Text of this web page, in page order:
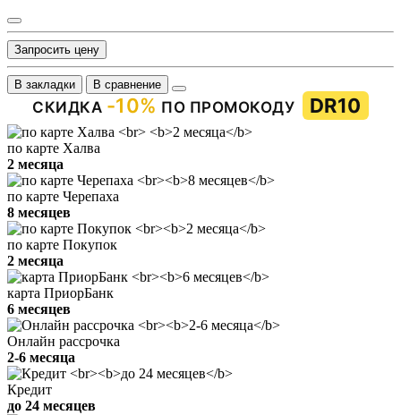
Запросить цену
В закладки В сравнение
СКИДКА -10% ПО ПРОМОКОДУ DR10
по карте Халва
2 месяца
по карте Черепаха
8 месяцев
по карте Покупок
2 месяца
карта ПриорБанк
6 месяцев
Онлайн рассрочка
2-6 месяца
Кредит
до 24 месяцев